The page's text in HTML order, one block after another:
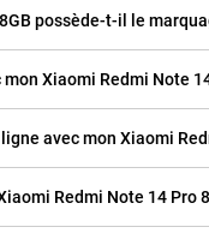
possède-t-il le
Xiaomi Redmi Note
avec mon Xiaomi
Redmi Note 14 Pro